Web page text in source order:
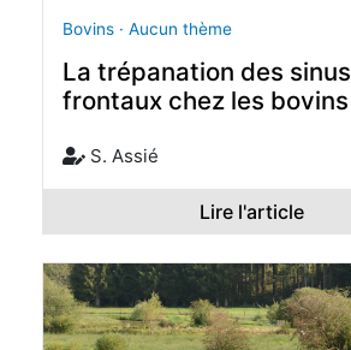
Bovins · Aucun thème
La trépanation des sinus
frontaux chez les bovins
S. Assié
Lire l'article